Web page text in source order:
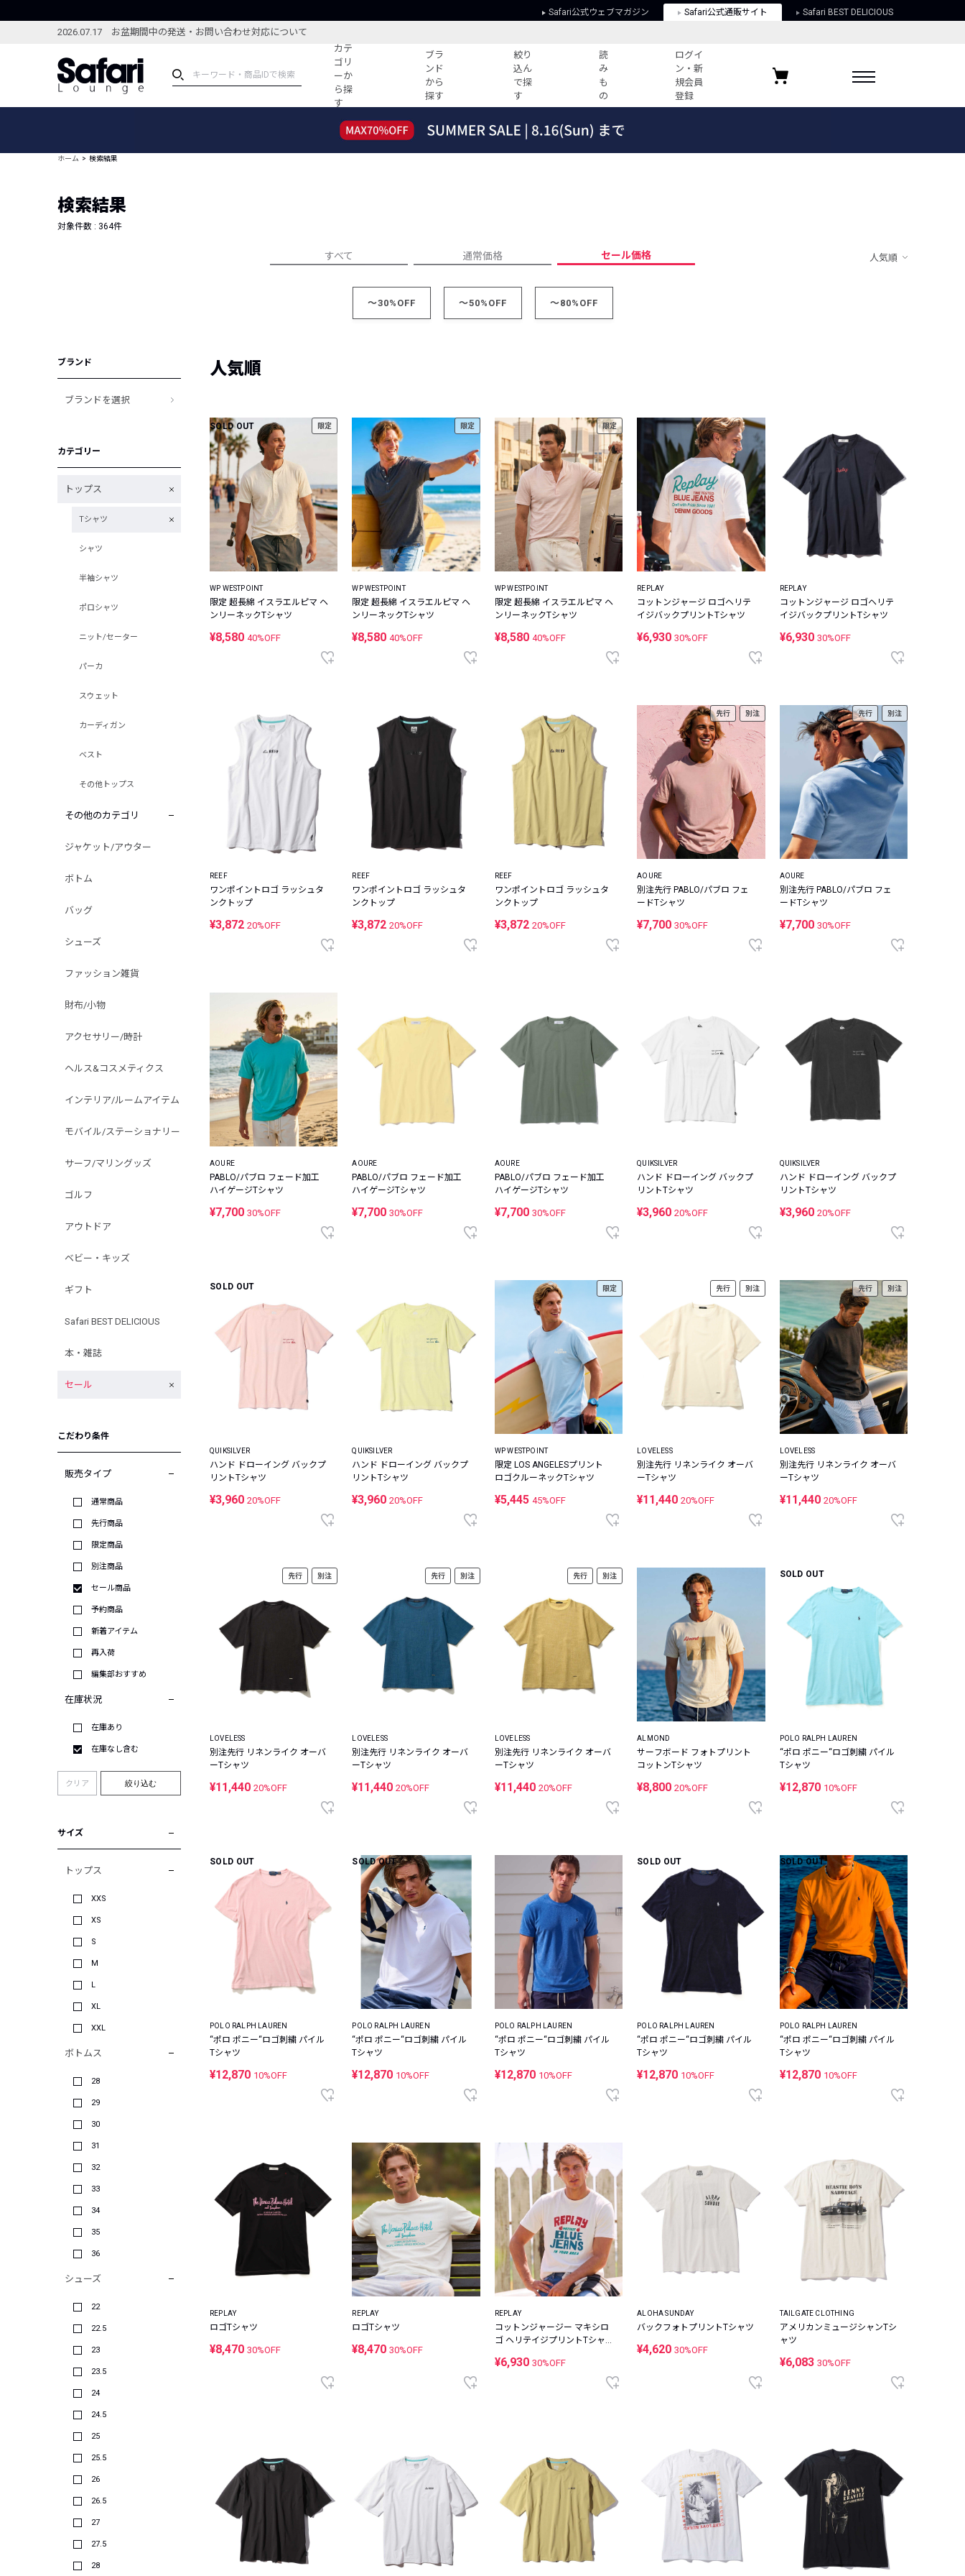
Safari公式ウェブマガジン Safari公式通販サイト Safari BEST DELICIOUS
2026.07.17 お盆期間中の発送・お問い合わせ対応について
カテ
ゴリ
ーか
ら探
す
ブラ
ンド
から
探す
絞り
込ん
で探
す
読
み
も
の
ログイ
ン・新
規会員
登録
ブランドから探す
新着アイテム
編集部のおすすめアイテム
すべての記事
人気記事ランキング
ウィークリーコーデ
人気アイテム TOP 15
プライバシーポリシー
お気に入りブランド
ホーム 検索結果
検索結果
対象件数 : 364件
すべて 通常価格 セール価格 人気順
～30%OFF ～50%OFF ～80%OFF
ブランド
ブランドを選択
カテゴリー
トップス
Tシャツ
シャツ
半袖シャツ
ポロシャツ
ニット/セーター
パーカ
スウェット
カーディガン
ベスト
その他トップス
その他のカテゴリ
ジャケット/アウター
ボトム
バッグ
シューズ
ファッション雑貨
財布/小物
アクセサリー/時計
ヘルス&コスメティクス
インテリア/ルームアイテム
モバイル/ステーショナリー
サーフ/マリングッズ
ゴルフ
アウトドア
ベビー・キッズ
ギフト
Safari BEST DELICIOUS
本・雑誌
セール
こだわり条件
販売タイプ
通常商品
先行商品
限定商品
別注商品
セール商品
予約商品
新着アイテム
再入荷
編集部おすすめ
在庫状況
在庫あり
在庫なし含む
クリア 絞り込む
サイズ
トップス
XXS
XS
S
M
L
XL
XXL
ボトムス
28
29
30
31
32
33
34
35
36
シューズ
22
22.5
23
23.5
24
24.5
25
25.5
26
26.5
27
27.5
28
人気順
SOLD OUT 限定
WP WESTPOINT
限定 超長綿 イスラエルピマ ヘ
ンリーネックTシャツ
¥8,580 40%OFF
限定
WP WESTPOINT
限定 超長綿 イスラエルピマ ヘ
ンリーネックTシャツ
¥8,58040%OFF
限定
WP WESTPOINT
限定 超長綿 イスラエルピマ ヘ
ンリーネックTシャツ
¥8,580 40%OFF
REPLAY
コットンジャージ ロゴヘリテ
イジバックプリントTシャツ
¥6,93030%OFF
REPLAY
コットンジャージ ロゴヘリテ
イジバックプリントTシャツ
¥6,930 30%OFF
REEF
ワンポイントロゴ ラッシュタ
ンクトップ
¥3,872 20%OFF
REEF
ワンポイントロゴ ラッシュタ
ンクトップ
¥3,87220%OFF
REEF
ワンポイントロゴ ラッシュタ
ンクトップ
¥3,872 20%OFF
先行 別注
AOURE
別注先行 PABLO/パブロ フェ
ードTシャツ
¥7,70030%OFF
先行 別注
AOURE
別注先行 PABLO/パブロ フェ
ードTシャツ
¥7,700 30%OFF
AOURE
PABLO/パブロ フェード加工
ハイゲージTシャツ
¥7,700 30%OFF
AOURE
PABLO/パブロ フェード加工
ハイゲージTシャツ
¥7,70030%OFF
AOURE
PABLO/パブロ フェード加工
ハイゲージTシャツ
¥7,700 30%OFF
QUIKSILVER
ハンド ドローイング バックプ
リントTシャツ
¥3,96020%OFF
QUIKSILVER
ハンド ドローイング バックプ
リントTシャツ
¥3,960 20%OFF
SOLD OUT
QUIKSILVER
ハンド ドローイング バックプ
リントTシャツ
¥3,960 20%OFF
QUIKSILVER
ハンド ドローイング バックプ
リントTシャツ
¥3,96020%OFF
限定
WP WESTPOINT
限定 LOS ANGELESプリント
ロゴクルーネックTシャツ
¥5,445 45%OFF
先行 別注
LOVELESS
別注先行 リネンライク オーバ
ーTシャツ
¥11,44020%OFF
先行 別注
LOVELESS
別注先行 リネンライク オーバ
ーTシャツ
¥11,440 20%OFF
先行 別注
LOVELESS
別注先行 リネンライク オーバ
ーTシャツ
¥11,440 20%OFF
先行 別注
LOVELESS
別注先行 リネンライク オーバ
ーTシャツ
¥11,44020%OFF
先行 別注
LOVELESS
別注先行 リネンライク オーバ
ーTシャツ
¥11,440 20%OFF
ALMOND
サーフボード フォトプリント
コットンTシャツ
¥8,80020%OFF
SOLD OUT
POLO RALPH LAUREN
“ポロ ポニー“ロゴ刺繍 パイル
Tシャツ
¥12,870 10%OFF
SOLD OUT
POLO RALPH LAUREN
“ポロ ポニー“ロゴ刺繍 パイル
Tシャツ
¥12,870 10%OFF
SOLD OUT
POLO RALPH LAUREN
“ポロ ポニー“ロゴ刺繍 パイル
Tシャツ
¥12,870 10%OFF
POLO RALPH LAUREN
“ポロ ポニー“ロゴ刺繍 パイル
Tシャツ
¥12,870 10%OFF
SOLD OUT
POLO RALPH LAUREN
“ポロ ポニー“ロゴ刺繍 パイル
Tシャツ
¥12,870 10%OFF
SOLD OUT
POLO RALPH LAUREN
“ポロ ポニー“ロゴ刺繍 パイル
Tシャツ
¥12,870 10%OFF
REPLAY
ロゴTシャツ
¥8,470 30%OFF
REPLAY
ロゴTシャツ
¥8,47030%OFF
REPLAY
コットンジャージー マキシロ
ゴ ヘリテイジプリントTシャ
¥6,930 30%OFF
ALOHA SUNDAY
バックフォトプリントTシャツ
¥4,62030%OFF
TAILGATE CLOTHING
アメリカンミュージシャンTシ
ャツ
¥6,083 30%OFF